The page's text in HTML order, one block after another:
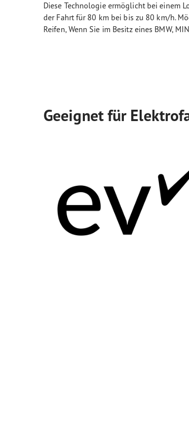
Diese Technologie ermöglicht bei einem
der Fahrt für 80 km bei bis zu 80 km/h.
Reifen, Wenn Sie im Besitz eines BMW,
Geeignet für